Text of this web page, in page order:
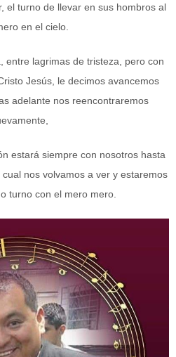
el turno de llevar en sus hombros al
en el cielo.
entre lagrimas de tristeza, pero con
Jesús, le decimos avancemos
adelante nos reencontraremos
estará siempre con nosotros hasta
nos volvamos a ver y estaremos
turno con el mero mero.